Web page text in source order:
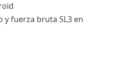
y fuerza bruta SL3 en